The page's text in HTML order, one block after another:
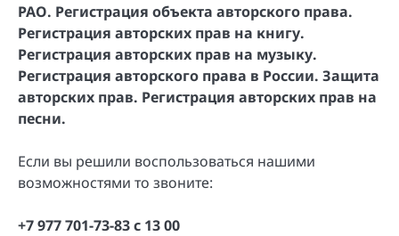
РАО. Регистрация объекта авторского права.
Регистрация авторских прав на книгу.
Регистрация авторских прав на музыку.
Регистрация авторского права в России. Защита
авторских прав. Регистрация авторских прав на
песни.
Если вы решили воспользоваться нашими
возможностями то звоните:
+7 977 701-73-83 с 13 00